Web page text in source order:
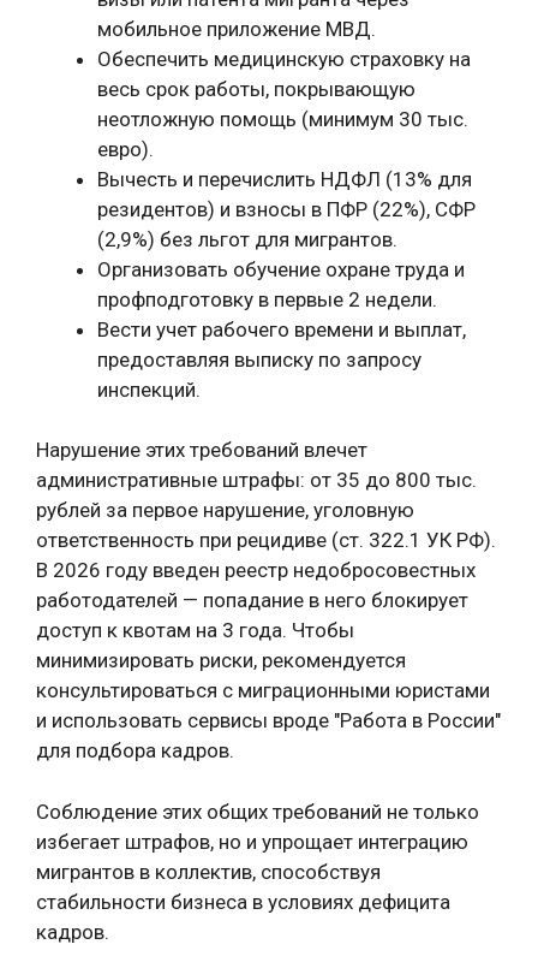
мобильное приложение МВД.
Обеспечить медицинскую страховку на
весь срок работы, покрывающую
неотложную помощь (минимум 30 тыс.
евро).
Вычесть и перечислить НДФЛ (13% для
резидентов) и взносы в ПФР (22%), СФР
(2,9%) без льгот для мигрантов.
Организовать обучение охране труда и
профподготовку в первые 2 недели.
Вести учет рабочего времени и выплат,
предоставляя выписку по запросу
инспекций.
Нарушение этих требований влечет
административные штрафы: от 35 до 800 тыс.
рублей за первое нарушение, уголовную
ответственность при рецидиве (ст. 322.1 УК РФ).
В 2026 году введен реестр недобросовестных
работодателей — попадание в него блокирует
доступ к квотам на 3 года. Чтобы
минимизировать риски, рекомендуется
консультироваться с миграционными юристами
и использовать сервисы вроде "Работа в России"
для подбора кадров.
Соблюдение этих общих требований не только
избегает штрафов, но и упрощает интеграцию
мигрантов в коллектив, способствуя
стабильности бизнеса в условиях дефицита
кадров.